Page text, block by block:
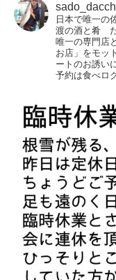
日本で唯一の
渡の酒と肴 だ
唯一の専門店
お店」をモッ
ートのお誘い
予約は食べロ